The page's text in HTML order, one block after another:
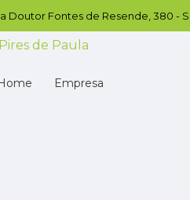
Doutor Fontes de Resende, 380 -
Home Empresa